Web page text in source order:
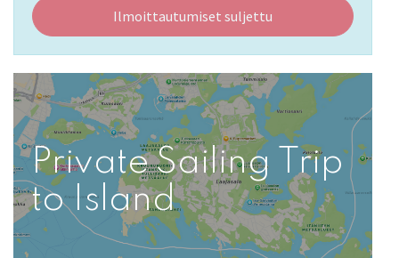
Ilmoittautumiset suljettu
Private Sailing Trip
to Island